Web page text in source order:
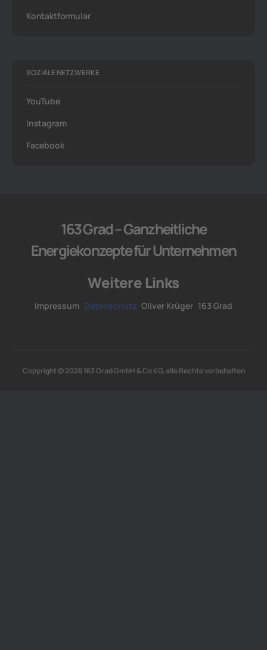
Kontaktformular
SOZIALE NETZWERKE
YouTube
Instagram
Facebook
163 Grad – Ganzheitliche
Energiekonzepte für Unternehmen
Weitere Links
Impressum Datenschutz Oliver Krüger 163 Grad
Copyright © 2026 163 Grad GmbH & Co KG, alle Rechte vorbehalten